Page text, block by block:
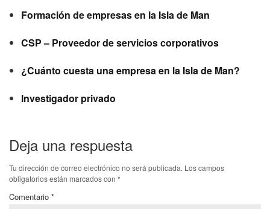
Formación de empresas en la Isla de Man
CSP – Proveedor de servicios corporativos
¿Cuánto cuesta una empresa en la Isla de Man?
Investigador privado
Deja una respuesta
Tu dirección de correo electrónico no será publicada. Los campos
obligatorios están marcados con *
Comentario *